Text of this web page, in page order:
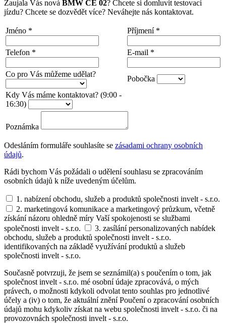
Zaujala Vás nová BMW CE 02? Chcete si domluvit testovací
jízdu? Chcete se dozvědět více? Neváhejte nás kontaktovat.
Jméno * Příjmení *
Telefon * E-mail *
Co pro Vás můžeme udělat?
Pobočka
Kdy Vás máme kontaktovat? (9:00 -
16:30)
Poznámka
Odesláním formuláře souhlasíte se zásadami ochrany osobních
údajů.
Rádi bychom Vás požádali o udělení souhlasu se zpracováním
osobních údajů k níže uvedeným účelům.
1. nabízení obchodu, služeb a produktů společnosti invelt - s.r.o.
2. marketingová komunikace a marketingový průzkum, včetně
získání názoru ohledně míry Vaší spokojenosti se službami
společnosti invelt - s.r.o.
3. zasílání personalizovaných nabídek
obchodu, služeb a produktů společnosti invelt - s.r.o.
identifikovaných na základě využívání produktů a služeb
společnosti invelt - s.r.o.
Současně potvrzuji, že jsem se seznámil(a) s poučením o tom, jak
společnost invelt - s.r.o. mé osobní údaje zpracovává, o mých
právech, o možnosti kdykoli odvolat tento souhlas pro jednotlivé
účely a (iv) o tom, že aktuální znění Poučení o zpracování osobních
údajů mohu kdykoliv získat na webu společnosti invelt - s.r.o. či na
provozovnách společnosti invelt - s.r.o.